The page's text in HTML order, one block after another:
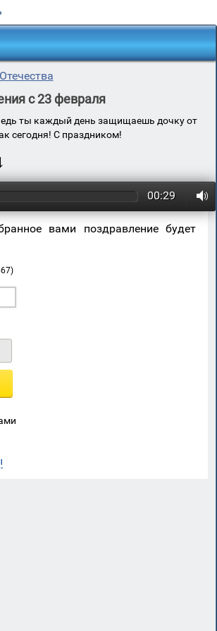
с 23 февраля
ты каждый день защищаешь дочку от
сегодня! С праздником!
00:29
вами поздравление будет